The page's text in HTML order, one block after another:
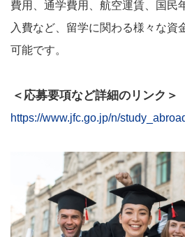
費用、通学費用、航空運賃、国民
入費など、留学に関わる様々な資
可能です。
＜応募要項など詳細のリンク＞
https://www.jfc.go.jp/n/